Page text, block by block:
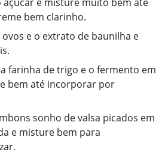
bem clarinho.
e o extrato de baunilha e
farinha de trigo e o fermento em
bem até incorporar por
sonho de valsa picados em
e misture bem para